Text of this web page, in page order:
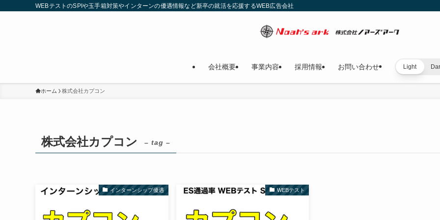
WEBテストのSPIや玉手箱対策やインターンの優遇情報など新卒の就活を応援するWEB広告会社
会社概要 事業内容 採用情報 お問い合わせ Light
ホーム 株式会社カプコン
株式会社カプコン – tag –
インターンシップ優遇 WEBテスト